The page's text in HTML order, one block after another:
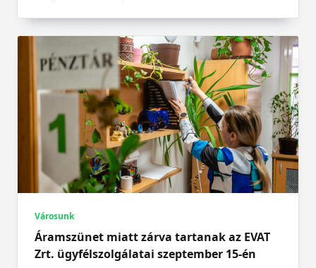
Városunk
Áramszünet miatt zárva tartanak az EVAT
Zrt. ügyfélszolgálatai szeptember 15-én